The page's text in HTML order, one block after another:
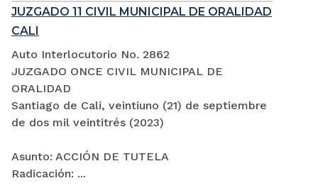
JUZGADO 11 CIVIL MUNICIPAL DE ORALIDAD
CALI
Auto Interlocutorio No. 2862
JUZGADO ONCE CIVIL MUNICIPAL DE
ORALIDAD
Santiago de Cali, veintiuno (21) de septiembre
de dos mil veintitrés (2023)
Asunto: ACCIÓN DE TUTELA
Radicación: ...